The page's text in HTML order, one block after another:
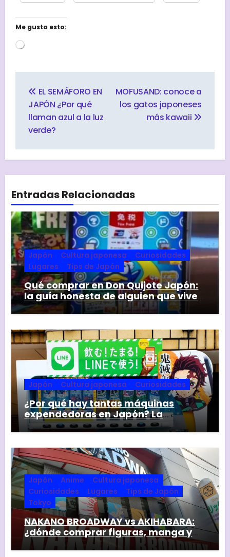
Me gusta esto:
Cargando...
de
entradas
EL SEMÁFORO EN
JAPÓN ¿Por qué
llaman azul a la luz
verde?
MOFUSAND: conoce a
los gatos japoneses
más kawaii
Entradas Relacionadas
Japón Cultura japonesa
Curiosidades
Lugares
Tips de Japón
Qué comprar en Don Quijote Japón:
la guía honesta de alguien que vive
aquí
Japón Cultura japonesa Curiosidades
¿Por qué hay tantas máquinas
expendedoras en Japón? La
respuesta va mucho más allá de la
comodidad
Japón Anime
Cultura japonesa
Curiosidades
Lugares
Tips de Japón
Tokyo
NAKANO BROADWAY vs AKIHABARA:
¿dónde comprar figuras, manga y
coleccionables en Tokyo?